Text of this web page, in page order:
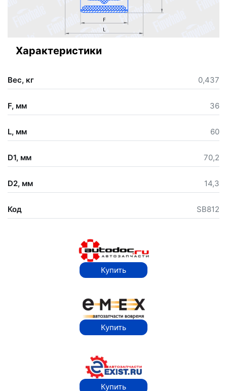
Характеристики
Вес, кг 0,437
F, мм 36
L, мм 60
D1, мм 70,2
D2, мм 14,3
Код SB812
Купить
Купить
Купить